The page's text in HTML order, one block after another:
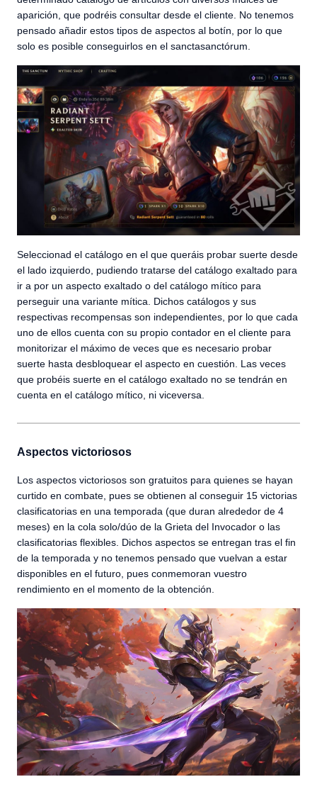
aparición, que podréis consultar desde el cliente. No tenemos
pensado añadir estos tipos de aspectos al botín, por lo que
solo es posible conseguirlos en el sanctasanctórum.
Seleccionad el catálogo en el que queráis probar suerte desde
el lado izquierdo, pudiendo tratarse del catálogo exaltado para
ir a por un aspecto exaltado o del catálogo mítico para
perseguir una variante mítica. Dichos catálogos y sus
respectivas recompensas son independientes, por lo que cada
uno de ellos cuenta con su propio contador en el cliente para
monitorizar el máximo de veces que es necesario probar
suerte hasta desbloquear el aspecto en cuestión. Las veces
que probéis suerte en el catálogo exaltado no se tendrán en
cuenta en el catálogo mítico, ni viceversa.
Aspectos victoriosos
Los aspectos victoriosos son gratuitos para quienes se hayan
curtido en combate, pues se obtienen al conseguir 15 victorias
clasificatorias en una temporada (que duran alrededor de 4
meses) en la cola solo/dúo de la Grieta del Invocador o las
clasificatorias flexibles. Dichos aspectos se entregan tras el fin
de la temporada y no tenemos pensado que vuelvan a estar
disponibles en el futuro, pues conmemoran vuestro
rendimiento en el momento de la obtención.